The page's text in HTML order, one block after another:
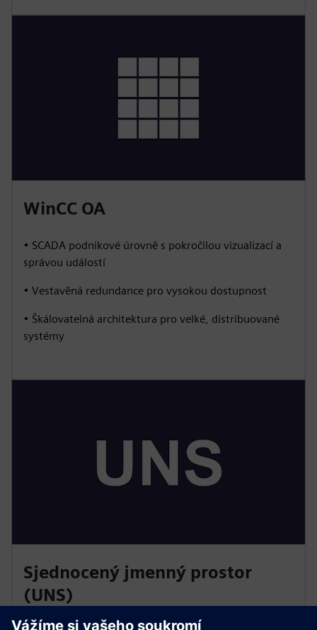
WinCC OA
• SCADA podnikové úrovně s pokročilou vizualizací a
správou událostí
• Vestavěná redundance pro vysokou dostupnost
• Škálovatelná architektura pro velké, distribuované
systémy
Sjednocený jmenný prostor
(UNS)